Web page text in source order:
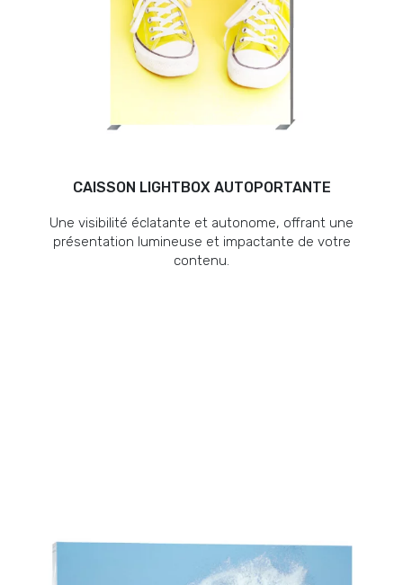
CAISSON LIGHTBOX AUTOPORTANTE
Une visibilité éclatante et autonome, offrant une
présentation lumineuse et impactante de votre
contenu.